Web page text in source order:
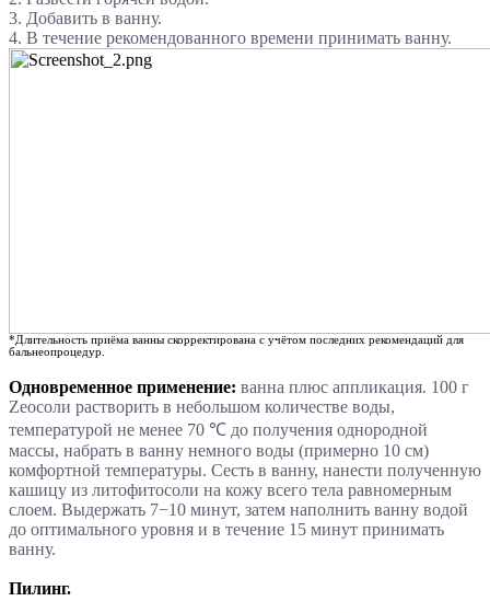
3. Добавить в ванну.
4. В течение рекомендованного времени принимать ванну.
*Длительность приёма ванны скорректирована с учётом последних рекомендаций для
бальнеопроцедур.
Одновременное применение: ванна плюс аппликация. 100 г
Zеосоли растворить в небольшом количестве воды,
температурой не менее 70 ℃ до получения однородной
массы, набрать в ванну немного воды (примерно 10 см)
комфортной температуры. Сесть в ванну, нанести полученную
кашицу из литофитосоли на кожу всего тела равномерным
слоем. Выдержать 7−10 минут, затем наполнить ванну водой
до оптимального уровня и в течение 15 минут принимать
ванну.
Пилинг.